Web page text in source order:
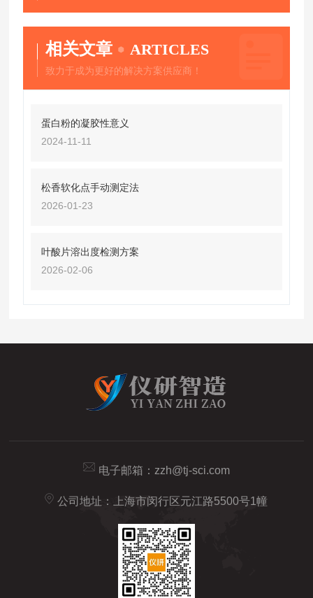
相关文章 ARTICLES
致力于成为更好的解决方案供应商！
蛋白粉的凝胶性意义
2024-11-11
松香软化点手动测定法
2026-01-23
叶酸片溶出度检测方案
2026-02-06
电子邮箱： zzh@tj-sci.com
公司地址：上海市闵行区元江路5500号1幢